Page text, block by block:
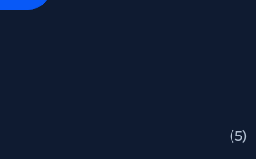
(5)